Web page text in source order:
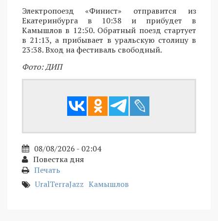
Электропоезд «Финист» отправится из
Екатеринбурга в 10:38 и прибудет в
Камышлов в 12:50. Обратный поезд стартует
в 21:13, а прибывает в уральскую столицу в
23:38. Вход на фестиваль свободный.
Фото: ДИП
08/08/2026 - 02:04
Повестка дня
Печать
UralTerraJazz Камышлов